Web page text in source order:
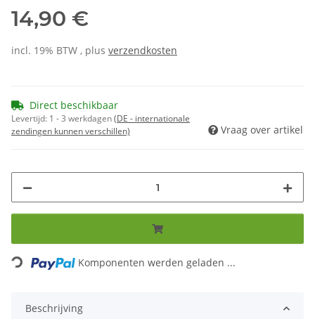
14,90 €
incl. 19% BTW , plus verzendkosten
Direct beschikbaar
Levertijd: 1 - 3 werkdagen(DE - internationale
zendingen kunnen verschillen)
Vraag over artikel
Loading... Komponenten werden geladen ...
Beschrijving